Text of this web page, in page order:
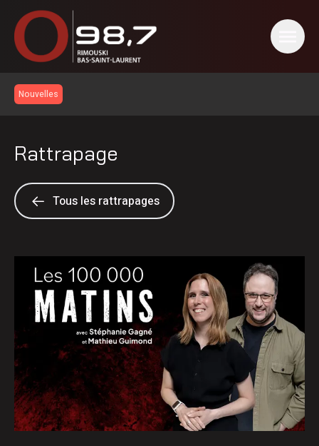
Nouvelles
Rattrapage
Tous les rattrapages